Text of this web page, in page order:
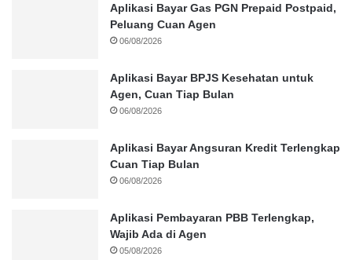
Aplikasi Bayar Gas PGN Prepaid Postpaid,
Peluang Cuan Agen
06/08/2026
Aplikasi Bayar BPJS Kesehatan untuk
Agen, Cuan Tiap Bulan
06/08/2026
Aplikasi Bayar Angsuran Kredit Terlengkap
Cuan Tiap Bulan
06/08/2026
Aplikasi Pembayaran PBB Terlengkap,
Wajib Ada di Agen
05/08/2026